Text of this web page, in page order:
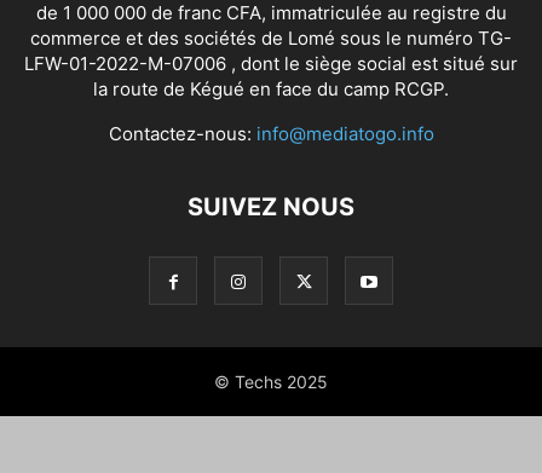
de 1 000 000 de franc CFA, immatriculée au registre du
commerce et des sociétés de Lomé sous le numéro TG-
LFW-01-2022-M-07006 , dont le siège social est situé sur
la route de Kégué en face du camp RCGP.
Contactez-nous: info@mediatogo.info
SUIVEZ NOUS
© Techs 2025